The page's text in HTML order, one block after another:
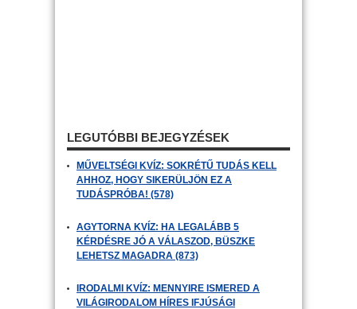
LEGUTÓBBI BEJEGYZÉSEK
MŰVELTSÉGI KVÍZ: SOKRÉTŰ TUDÁS KELL
AHHOZ, HOGY SIKERÜLJÖN EZ A
TUDÁSPRÓBA! (578)
AGYTORNA KVÍZ: HA LEGALÁBB 5
KÉRDÉSRE JÓ A VÁLASZOD, BÜSZKE
LEHETSZ MAGADRA (873)
IRODALMI KVÍZ: MENNYIRE ISMERED A
VILÁGIRODALOM HÍRES IFJÚSÁGI